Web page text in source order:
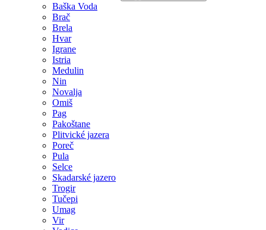
Baška Voda
Brač
Brela
Hvar
Igrane
Istria
Medulin
Nin
Novalja
Omiš
Pag
Pakoštane
Plitvické jazera
Poreč
Pula
Selce
Skadarské jazero
Trogir
Tučepi
Umag
Vir